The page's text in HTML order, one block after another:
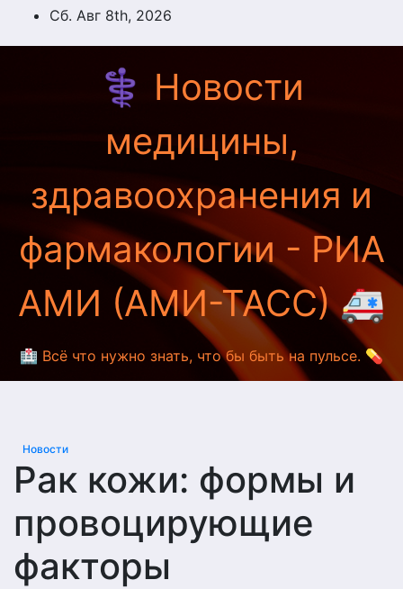
ПерейтиСб. Авг 8th, 2026
⚕️ Новости
медицины,
здравоохранения и
фармакологии - РИА
АМИ (АМИ-ТАСС) 🚑
🏥 Всё что нужно знать, что бы быть на пульсе. 💊
Новости
Рак кожи: формы и
провоцирующие
факторы